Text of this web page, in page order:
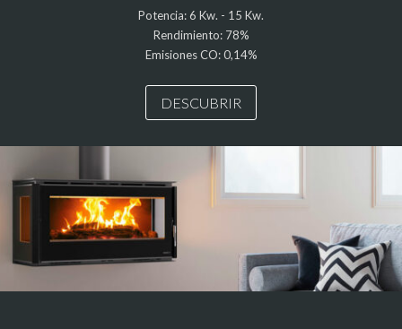
Potencia: 6 Kw. - 15 Kw.
Rendimiento: 78%
Emisiones CO: 0,14%
DESCUBRIR